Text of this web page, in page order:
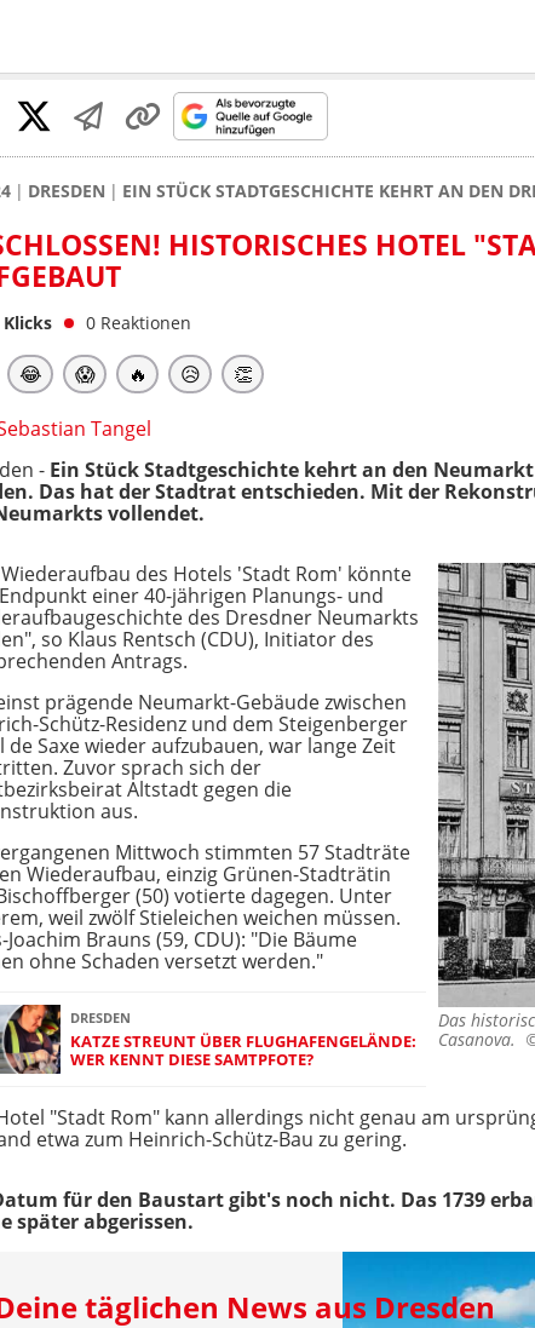
DRESDEN EIN STÜCK STADTGESCHICHTE KEHRT AN DEN
HISTORISCHES HOTEL
Klicks 0 Reaktionen
😂 😱 🔥 😥 👏
Tangel
- Ein Stück Stadtgeschichte kehrt an den
Das hat der Stadtrat entschieden. Mit der
vollendet.
Das
Casanova.
des Hotels 'Stadt Rom' könnte
einer 40-jährigen Planungs- und
des Dresdner Neumarkts
so Klaus Rentsch (CDU), Initiator des
Antrags.
prägende Neumarkt-Gebäude zwischen
Schütz-Residenz und dem Steigenberger
de Saxe wieder aufzubauen, war lange Zeit
Zuvor sprach sich der
Altstadt gegen die
aus.
Mittwoch stimmten 57 Stadträte
Wiederaufbau, einzig Grünen-Stadträtin
(50) votierte dagegen. Unter
weil zwölf Stieleichen weichen müssen.
Joachim Brauns (59, CDU): "Die Bäume
ohne Schaden versetzt werden."
DRESDEN
KATZE STREUNT ÜBER FLUGHAFENGELÄNDE:
WER KENNT DIESE SAMTPFOTE?
"Stadt Rom" kann allerdings nicht genau am
etwa zum Heinrich-Schütz-Bau zu gering.
für den Baustart gibt's noch nicht. Das 1739
später abgerissen.
täglichen News aus Dresden